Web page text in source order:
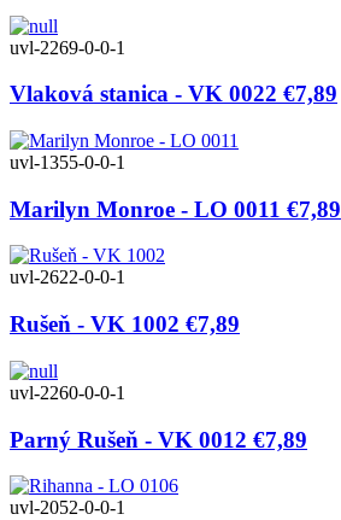
uvl-2269-0-0-1
Vlaková stanica - VK 0022 €7,89
uvl-1355-0-0-1
Marilyn Monroe - LO 0011 €7,89
uvl-2622-0-0-1
Rušeň - VK 1002 €7,89
uvl-2260-0-0-1
Parný Rušeň - VK 0012 €7,89
uvl-2052-0-0-1